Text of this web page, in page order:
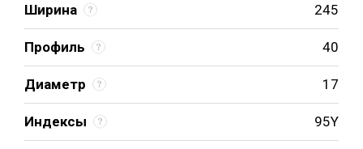
Ширина 245
Профиль 40
Диаметр 17
Индексы 95Y